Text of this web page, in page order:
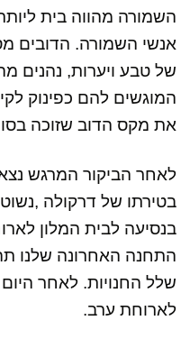
אנשי השמורה. הדובים
של טבע ויערות, נהנים
המוגשים להם כפינוק
את מקס הדוב שזוכה
לאחר הביקור המרגש נצא
בטירתו של דרקולה
בנסיעה לבית המלון
התחנה האחרונה שלנו
שלל החנויות. לאחר
לארוחת ערב.